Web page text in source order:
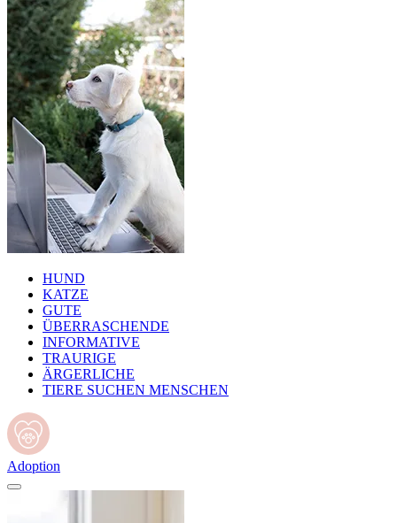
HUND
KATZE
GUTE
ÜBERRASCHENDE
INFORMATIVE
TRAURIGE
ÄRGERLICHE
TIERE SUCHEN MENSCHEN
Adoption